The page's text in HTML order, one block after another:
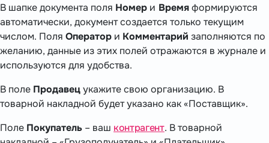
В шапке документа поля Номер и Времяформируются
автоматически, документ создается только текущим
числом. Поля Оператор и Комментарий заполняются по
желанию, данные из этих полей отражаются в журнале и
используются для удобства.
В поле Продавецукажите свою организацию. В
товарной накладной будет указано как «Поставщик».
Поле Покупатель – ваш контрагент. В товарной